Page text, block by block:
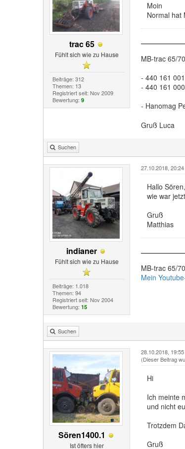
trac 65
Fühlt sich wie zu Hause
Beiträge: 312
Themen: 13
Registriert seit: Nov 2009
Bewertung: 9
Moin
Normal hat
MB-trac 65/
- 440 161
- 440 161
- Hanomag
Gruß Luca
Suchen
indianer
Fühlt sich wie zu Hause
Beiträge: 1.018
Themen: 94
Registriert seit: Nov 2004
Bewertung: 15
27.10.2018, 20:24
Hallo Sören,
wie war
Gruß
Matthias
MB-trac 65/
Mein
Suchen
Sören1400.1
Ist öfters hier
28.10.2018, 19:55
(Dieser Beitrag
Hi
Ich meinte
und nicht
Trotzdem
Gruß